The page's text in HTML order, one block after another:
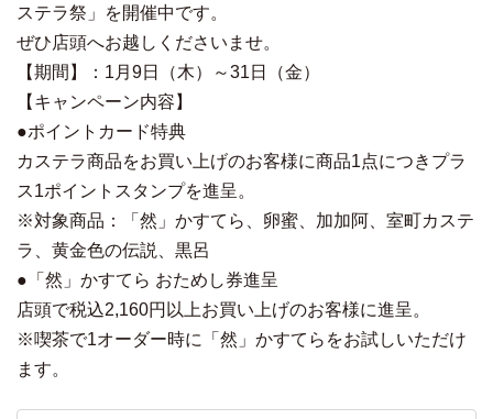
ステラ祭」を開催中です。
ぜひ店頭へお越しくださいませ。
【期間】：1月9日（木）～31日（金）
【キャンペーン内容】
●ポイントカード特典
カステラ商品をお買い上げのお客様に商品1点につきプラ
ス1ポイントスタンプを進呈。
※対象商品：「然」かすてら、卵蜜、加加阿、室町カステ
ラ、黄金色の伝説、黒呂
●「然」かすてら おためし券進呈
店頭で税込2,160円以上お買い上げのお客様に進呈。
※喫茶で1オーダー時に「然」かすてらをお試しいただけ
ます。